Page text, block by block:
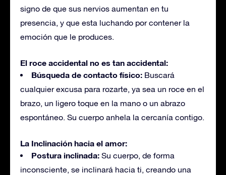
signo de que sus nervios aumentan en tu
presencia, y que esta luchando por contener la
emoción que le produces.
El roce accidental no es tan accidental:
Búsqueda de contacto físico: Buscará
cualquier excusa para rozarte, ya sea un roce en el
brazo, un ligero toque en la mano o un abrazo
espontáneo. Su cuerpo anhela la cercanía contigo.
La Inclinación hacia el amor:
Postura inclinada: Su cuerpo, de forma
inconsciente, se inclinará hacia ti, creando una